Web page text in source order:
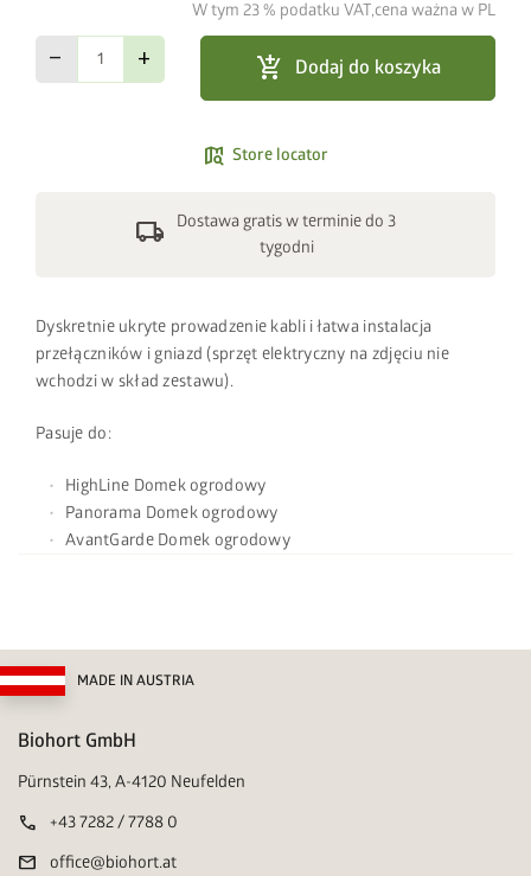
W tym 23 % podatku VAT,cena ważna w PL
remove add add_shopping_cart Dodaj do koszyka
map_search Store locator
local_shipping
Dostawa gratis w terminie do 3
tygodni
Dyskretnie ukryte prowadzenie kabli i łatwa instalacja
przełączników i gniazd (sprzęt elektryczny na zdjęciu nie
wchodzi w skład zestawu).
Pasuje do:
HighLine Domek ogrodowy
Panorama Domek ogrodowy
AvantGarde Domek ogrodowy
MADE IN AUSTRIA
Biohort GmbH
Pürnstein 43, A-4120 Neufelden
call +43 7282 / 7788 0
mail office@biohort.at